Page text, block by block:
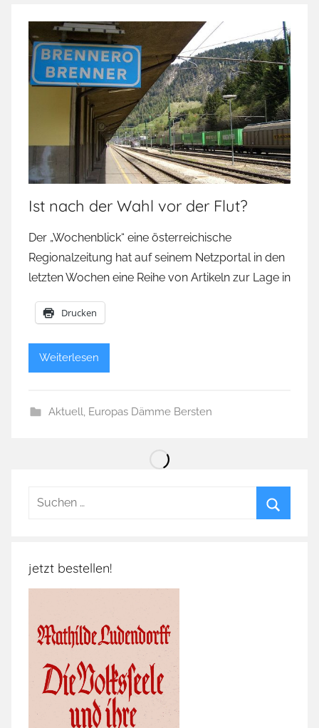
Ist nach der Wahl vor der Flut?
Der „Wochenblick“ eine österreichische
Regionalzeitung hat auf seinem Netzportal in den
letzten Wochen eine Reihe von Artikeln zur Lage in
Drucken
Weiterlesen
Aktuell, Europas Dämme Bersten
Suchen
jetzt bestellen!